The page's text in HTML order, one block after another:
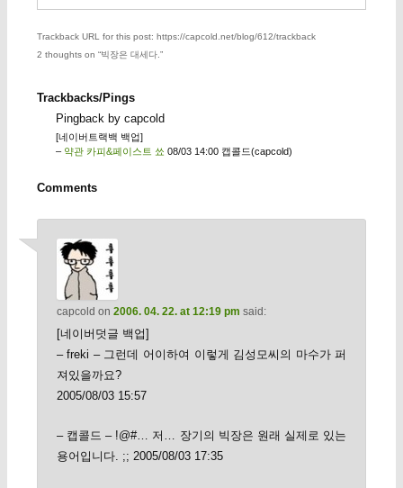
Trackback URL for this post: https://capcold.net/blog/612/trackback
2 thoughts on “빅장은 대세다. ”
Trackbacks/Pings
Pingback by capcold
[네이버트랙백 백업]
– 약관 카피&페이스트 쑈 08/03 14:00 캡콜드(capcold)
Comments
capcold on 2006. 04. 22. at 12:19 pm said:
[네이버덧글 백업]
– freki – 그런데 어이하여 이렇게 김성모씨의 마수가 퍼
져있을까요?
2005/08/03 15:57
– 캡콜드 – !@#… 저… 장기의 빅장은 원래 실제로 있는
용어입니다. ;; 2005/08/03 17:35